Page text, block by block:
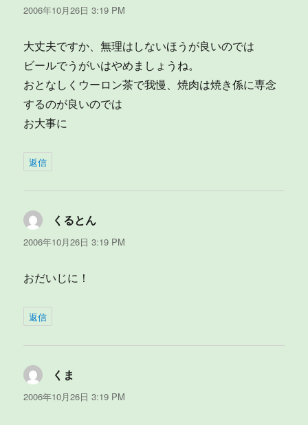
り:
2006年10月26日 3:19 PM
大丈夫ですか、無理はしないほうが良いのでは
ビールでうがいはやめましょうね。
おとなしくウーロン茶で我慢、焼肉は焼き係に専念
するのが良いのでは
お大事に
返信
くるとん
り:
2006年10月26日 3:19 PM
おだいじに！
返信
くま
り:
2006年10月26日 3:19 PM